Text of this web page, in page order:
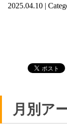
2025.04.10 |
月別ア